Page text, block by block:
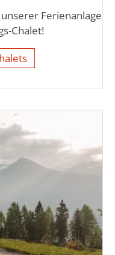
Ferienanlage
Chalet!